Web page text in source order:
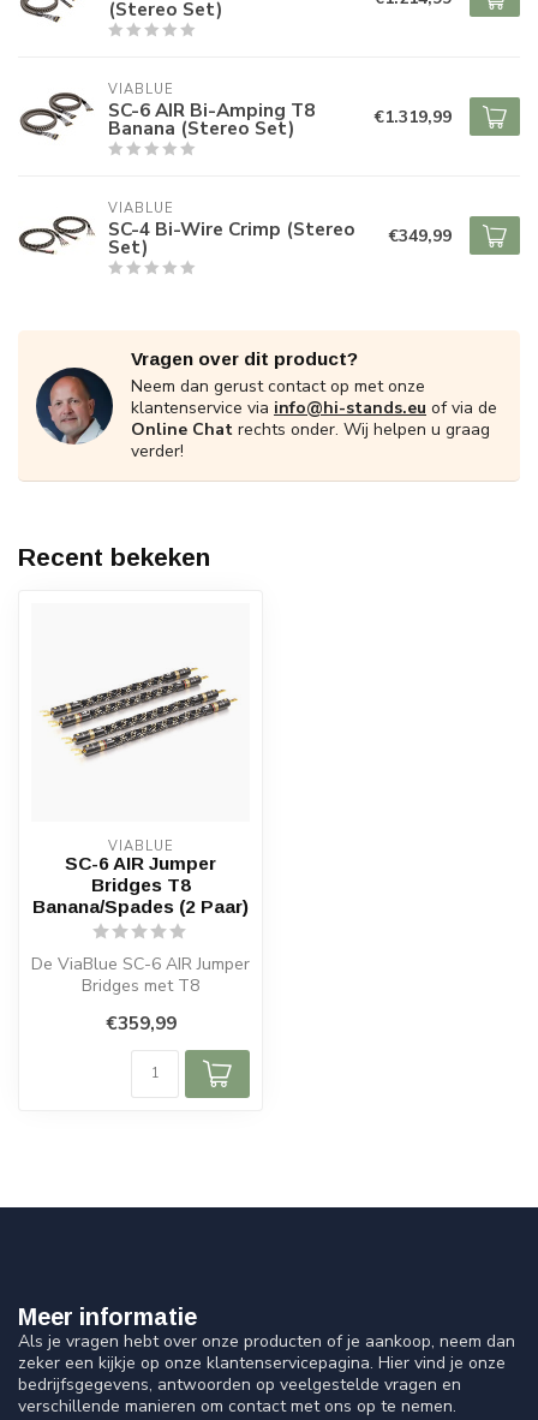
(Stereo Set)
VIABLUE
SC-6 AIR Bi-Amping T8
Banana (Stereo Set) €1.319,99
VIABLUE
SC-4 Bi-Wire Crimp (Stereo
Set) €349,99
Vragen over dit product?
Neem dan gerust contact op met onze
klantenservice via info@hi-stands.eu of via de
Online Chat rechts onder. Wij helpen u graag
verder!
Recent bekeken
VIABLUE
SC-6 AIR Jumper
Bridges T8
Banana/Spades (2 Paar)
De ViaBlue SC-6 AIR Jumper
Bridges met T8
Spades zijn speciaa...
€359,99
Meer informatie
Als je vragen hebt over onze producten of je aankoop, neem dan
zeker een kijkje op onze klantenservicepagina. Hier vind je onze
bedrijfsgegevens, antwoorden op veelgestelde vragen en
verschillende manieren om contact met ons op te nemen.